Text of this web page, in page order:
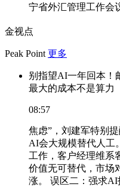
宁省外汇管理工作会
金视点
Peak Point 更多
别指望AI一年回本！
最大的成本不是算力
08:57
焦虑”，刘建军特别
AI会大规模替代人工
工作，客户经理维系
价值无可替代，市场
涨。 误区二：强求AI